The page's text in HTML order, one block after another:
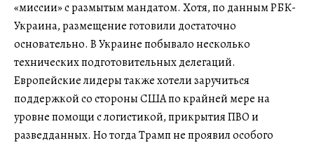
«миссии» с размытым мандатом. Хотя, по данным РБК-
Украина, размещение готовили достаточно
основательно. В Украине побывало несколько
технических подготовительных делегаций.
Европейские лидеры также хотели заручиться
поддержкой со стороны США по крайней мере на
уровне помощи с логистикой, прикрытия ПВО и
разведданных. Но тогда Трамп не проявил особого